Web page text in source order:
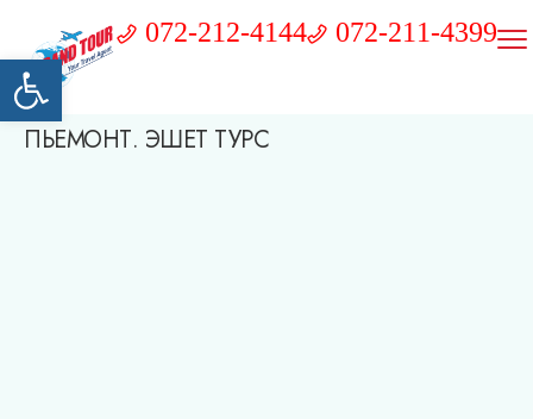
Открыть панель инструментов
072-212-4144 072-211-4399
ПЬЕМОНТ. ЭШЕТ ТУРС